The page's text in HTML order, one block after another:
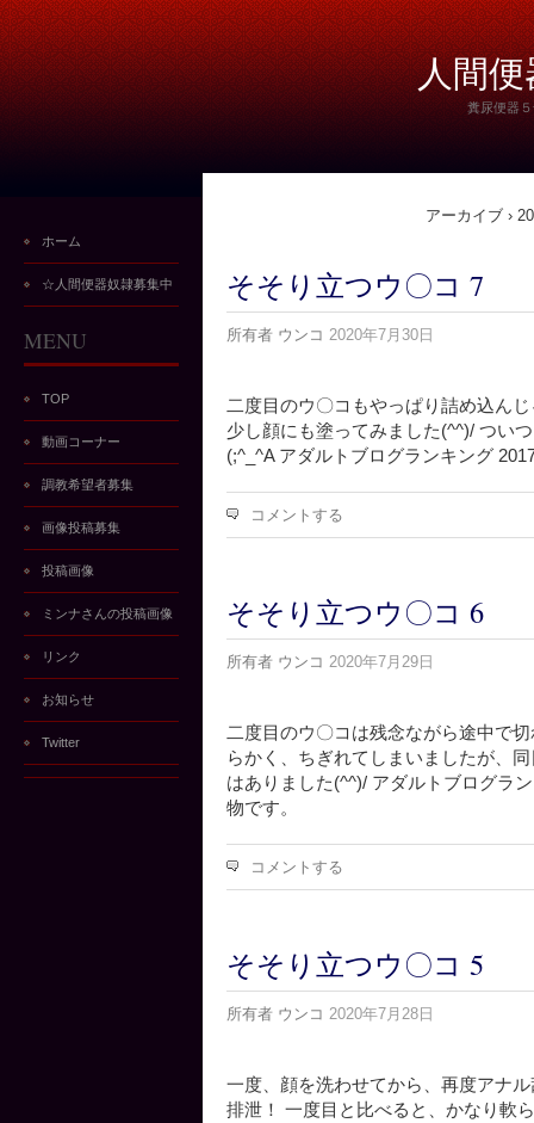
人間
糞尿便器
ホーム
☆人間便器奴隷募集中
MENU
TOP
動画コーナー
調教希望者募集
画像投稿募集
投稿画像
ミンナさんの投稿画像
リンク
お知らせ
Twitter
アーカイブ ›
そそり立つウ〇コ 7
所有者 ウンコ 2020年7月30日
二度目のウ〇コもやっぱり詰め込ん
少し顔にも塗ってみました(^^)/ つい
(;^_^A アダルトブログランキング
コメントする
そそり立つウ〇コ 6
所有者 ウンコ 2020年7月29日
二度目のウ〇コは残念ながら途中で
らかく、ちぎれてしまいましたが、
はありました(^^)/ アダルトブログラ
物です。
コメントする
そそり立つウ〇コ 5
所有者 ウンコ 2020年7月28日
一度、顔を洗わせてから、再度アナ
排泄！ 一度目と比べると、かなり軟